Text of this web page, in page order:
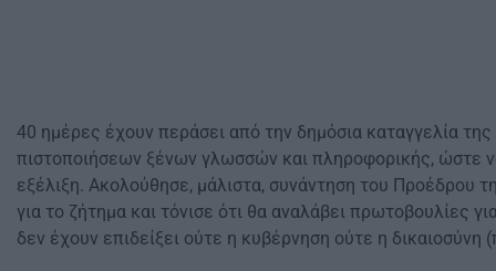
40 ημέρες έχουν περάσει από την δημόσια καταγγελία
πιστοποιήσεων ξένων γλωσσών και πληροφορικής, ώστε
εξέλιξη. Ακολούθησε, μάλιστα, συνάντηση του Προέδρου
για το ζήτημα και τόνισε ότι θα αναλάβει πρωτοβουλίες
δεν έχουν επιδείξει ούτε η κυβέρνηση ούτε η